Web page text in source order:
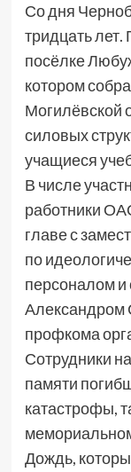
Со дня
тридцать лет.
посёлке
котором
Могилёвской
силовых
учащиеся
В числе
работники
главе с
по
персоналом
Александром
профкома
Сотрудники
памяти
катастрофы,
Дождь,